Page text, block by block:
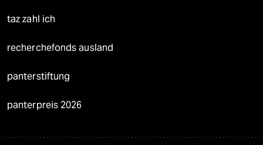
taz zahl ich
recherchefonds ausland
panterstiftung
panterpreis 2026